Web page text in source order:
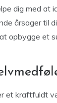
dig med at
årsager til
opbygge et
et kraftfuldt